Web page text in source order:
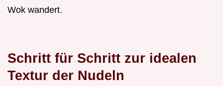
Wok wandert.
Schritt für Schritt zur idealen
Textur der Nudeln